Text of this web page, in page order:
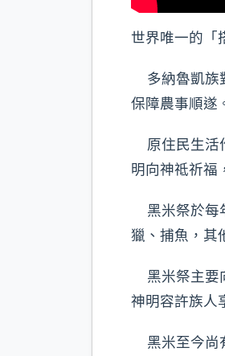
世界唯一的「
多納魯凱族
保障農事順遂
原住民生活
明向神祗祈福
黑米祭於每
獵、捕魚，其
黑米祭主要
神明容許族人
黑米至今尚